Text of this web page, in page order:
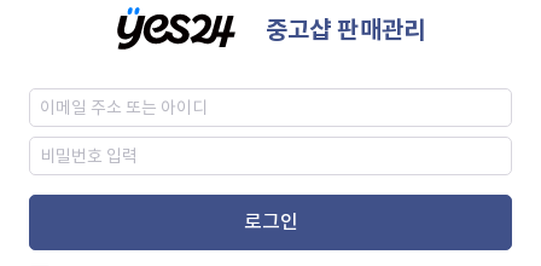
중고샵 판매관리
로그인